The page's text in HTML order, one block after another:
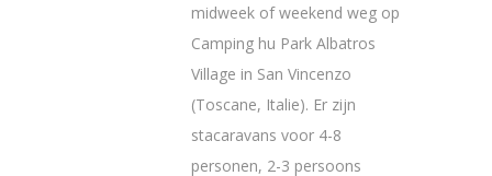
midweek of weekend weg op
Camping hu Park Albatros
Village in San Vincenzo
(Toscane, Italie). Er zijn
stacaravans voor 4-8
personen, 2-3 persoons